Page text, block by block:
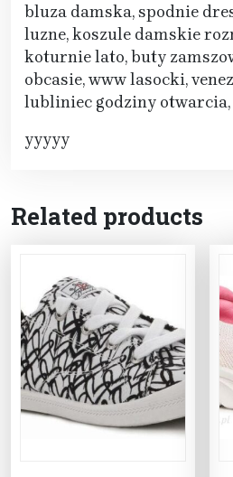
bluza damska, spodnie
luzne, koszule damskie
koturnie lato, buty
obcasie, www lasocki,
lubliniec godziny
yyyyy
Related products